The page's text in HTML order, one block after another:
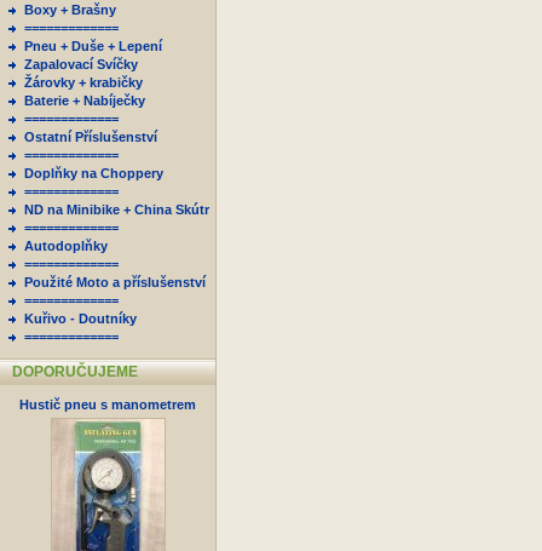
Boxy + Brašny
=============
Pneu + Duše + Lepení
Zapalovací Svíčky
Žárovky + krabičky
Baterie + Nabíječky
=============
Ostatní Příslušenství
=============
Doplňky na Choppery
=============
ND na Minibike + China Skútr
=============
Autodoplňky
=============
Použité Moto a příslušenství
=============
Kuřivo - Doutníky
=============
DOPORUČUJEME
Hustič pneu s manometrem